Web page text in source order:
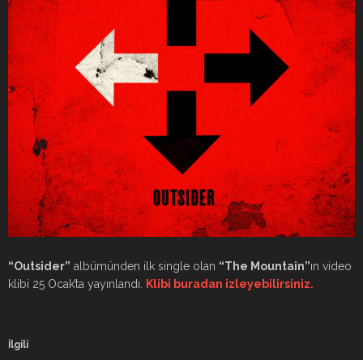
“Outsider” albümünden ilk single olan “The Mountain”ın video
klibi 25 Ocak’ta yayınlandı.
Klibi buradan izleyebilirsiniz.
İlgili